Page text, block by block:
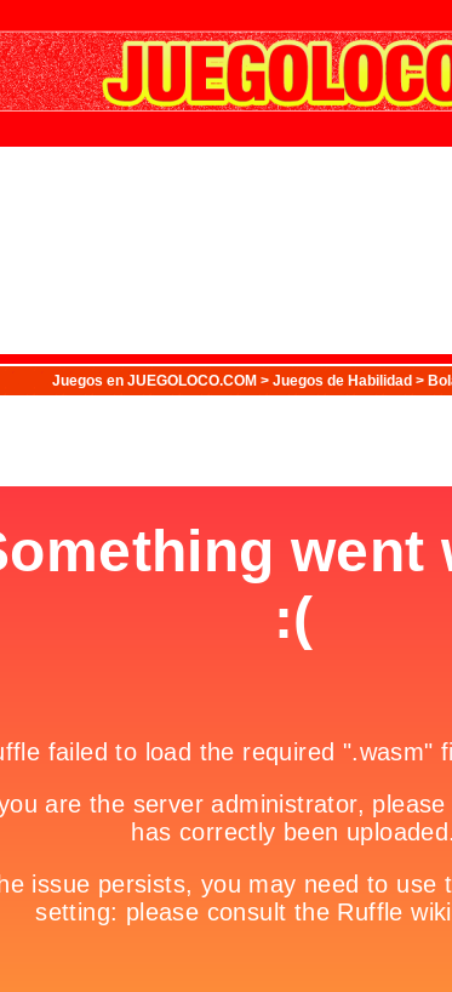
Juegos en JUEGOLOCO.COM > Juegos de Habilidad >